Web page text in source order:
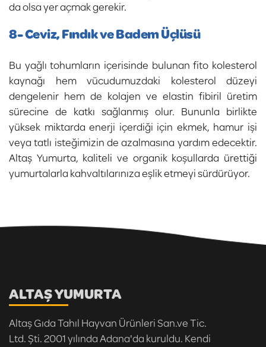
da olsa yer açmak gerekir.
8- Ceviz, Fındık ve Badem Üçlüsü
Bu yağlı tohumların içerisinde bulunan fito kolesterol
kaynağı hem vücudumuzdaki kolesterol düzeyi
dengelenir hem de kolajen ve elastin fibiril üretim
sürecine de katkı sağlanmış olur. Bununla birlikte
yüksek miktarda enerji içerdiği için ekmek, hamur işi
veya tatlı isteğimizin de azalmasına yardım edecektir.
Altaş Yumurta, kaliteli ve organik koşullarda ürettiği
yumurtalarla kahvaltılarınıza eşlik etmeyi sürdürüyor.
ALTAŞ YUMURTA
Altaş Gıda Tahıl Hayvan Ürünleri San.ve Tic.
Ltd. Şti. 2001 yılında Adana'da kuruldu. Kendi